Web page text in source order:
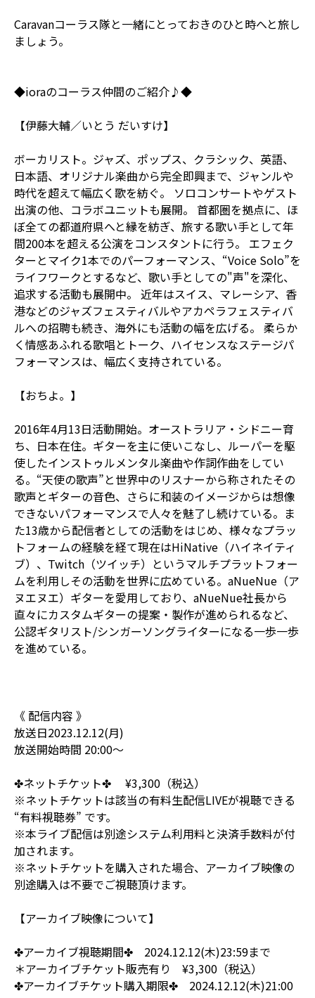
Caravanコーラス隊と一緒にとっておきのひと時へと旅し
ましょう。
◆ioraのコーラス仲間のご紹介♪◆
【伊藤大輔／いとう だいすけ】
ボーカリスト。ジャズ、ポップス、クラシック、英語、
日本語、オリジナル楽曲から完全即興まで、ジャンルや
時代を超えて幅広く歌を紡ぐ。 ソロコンサートやゲスト
出演の他、コラボユニットも展開。 首都圏を拠点に、ほ
ぼ全ての都道府県へと縁を紡ぎ、旅する歌い手として年
間200本を超える公演をコンスタントに行う。 エフェク
ターとマイク1本でのパーフォーマンス、“Voice Solo”を
ライフワークとするなど、歌い手としての"声"を深化、
追求する活動も展開中。 近年はスイス、マレーシア、香
港などのジャズフェスティバルやアカペラフェスティバ
ルへの招聘も続き、海外にも活動の幅を広げる。 柔らか
く情感あふれる歌唱とトーク、ハイセンスなステージパ
フォーマンスは、幅広く支持されている。
【おちよ。】
2016年4月13日活動開始。オーストラリア・シドニー育
ち、日本在住。ギターを主に使いこなし、ルーパーを駆
使したインストゥルメンタル楽曲や作詞作曲をしてい
る。“天使の歌声”と世界中のリスナーから称されたその
歌声とギターの音色、さらに和装のイメージからは想像
できないパフォーマンスで人々を魅了し続けている。ま
た13歳から配信者としての活動をはじめ、様々なプラッ
トフォームの経験を経て現在はHiNative（ハイネイティ
ブ）、Twitch（ツイッチ）というマルチプラットフォー
ムを利用しその活動を世界に広めている。aNueNue（ア
ヌエヌエ）ギターを愛用しており、aNueNue社長から
直々にカスタムギターの提案・製作が進められるなど、
公認ギタリスト/シンガーソングライターになる一歩一歩
を進めている。
《 配信内容 》
放送日2023.12.12(月)
放送開始時間 20:00〜
✤ネットチケット✤ ¥3,300（税込）
※ネットチケットは該当の有料生配信LIVEが視聴できる
“有料視聴券” です。
※本ライブ配信は別途システム利用料と決済手数料が付
加されます。
※ネットチケットを購入された場合、アーカイブ映像の
別途購入は不要でご視聴頂けます。
【アーカイブ映像について】
✤アーカイブ視聴期間✤ 2024.12.12(木)23:59まで
＊アーカイブチケット販売有り ¥3,300（税込）
✤アーカイブチケット購入期限✤ 2024.12.12(木)21:00